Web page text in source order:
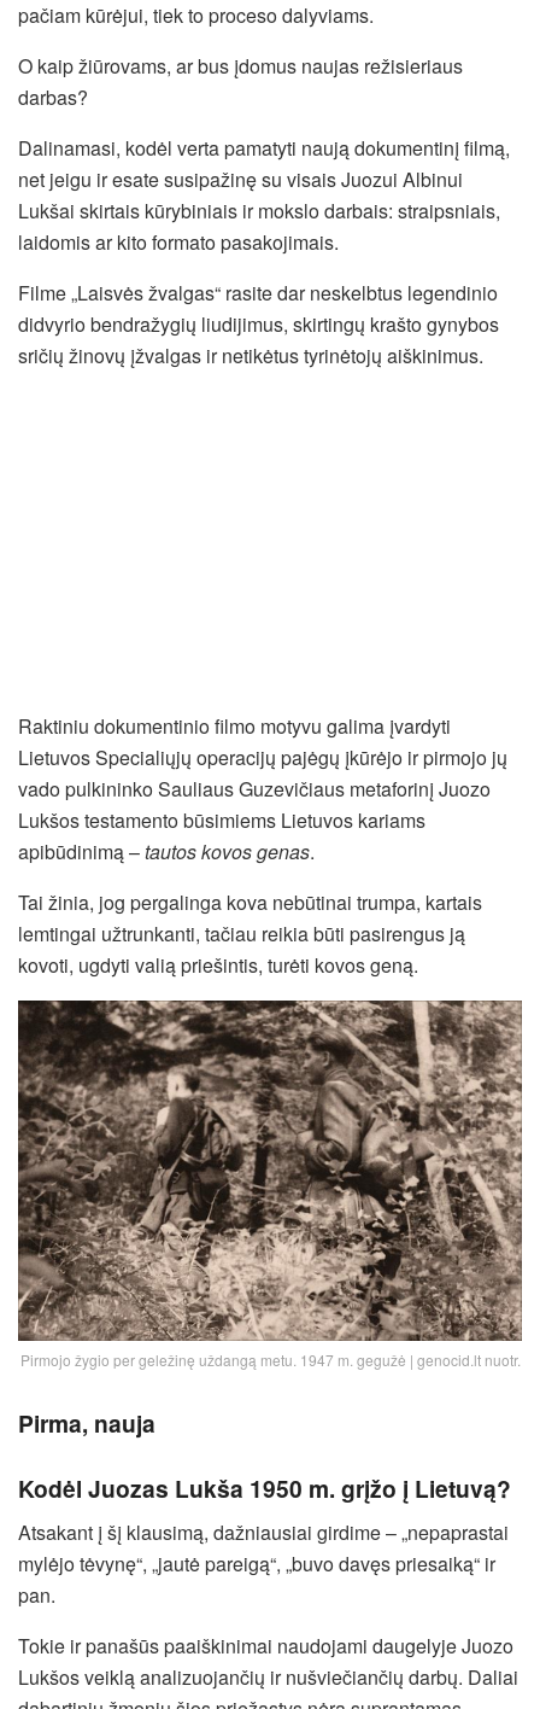
pačiam kūrėjui, tiek to proceso dalyviams.
O kaip žiūrovams, ar bus įdomus naujas režisieriaus
darbas?
Dalinamasi, kodėl verta pamatyti naują dokumentinį filmą,
net jeigu ir esate susipažinę su visais Juozui Albinui
Lukšai skirtais kūrybiniais ir mokslo darbais: straipsniais,
laidomis ar kito formato pasakojimais.
Filme „Laisvės žvalgas“ rasite dar neskelbtus legendinio
didvyrio bendražygių liudijimus, skirtingų krašto gynybos
sričių žinovų įžvalgas ir netikėtus tyrinėtojų aiškinimus.
Raktiniu dokumentinio filmo motyvu galima įvardyti
Lietuvos Specialiųjų operacijų pajėgų įkūrėjo ir pirmojo jų
vado pulkininko Sauliaus Guzevičiaus metaforinį Juozo
Lukšos testamento būsimiems Lietuvos kariams
apibūdinimą –tautos kovos genas.
Tai žinia, jog pergalinga kova nebūtinai trumpa, kartais
lemtingai užtrunkanti, tačiau reikia būti pasirengus ją
kovoti, ugdyti valią priešintis, turėti kovos geną.
Pirmojo žygio per geležinę uždangą metu. 1947 m. gegužė | genocid.lt nuotr.
Pirma, nauja
Kodėl Juozas Lukša 1950 m. grįžo į Lietuvą?
Atsakant į šį klausimą, dažniausiai girdime – „nepaprastai
mylėjo tėvynę“, „jautė pareigą“, „buvo davęs priesaiką“ ir
pan.
Tokie ir panašūs paaiškinimai naudojami daugelyje Juozo
Lukšos veiklą analizuojančių ir nušviečiančių darbų. Daliai